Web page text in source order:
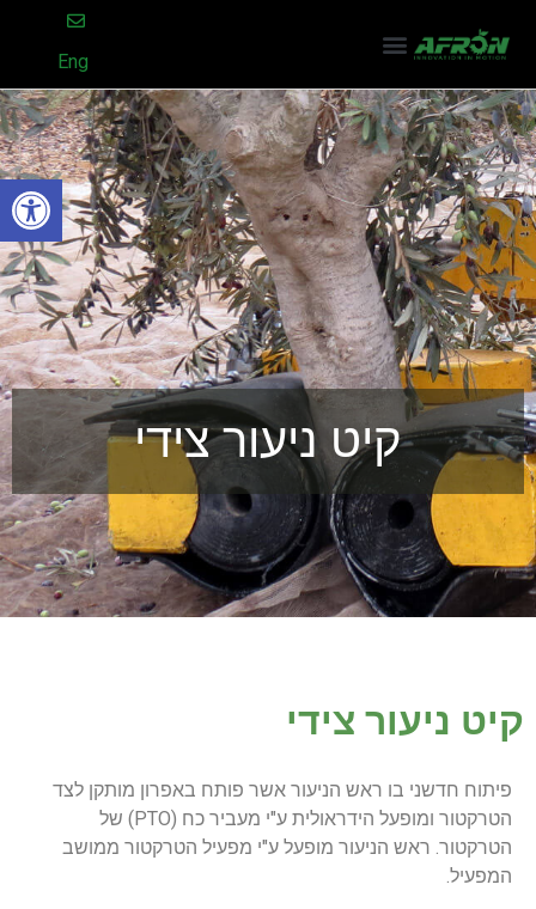
פתח
Eng
קיט ניעור צידי
קיט ניעור צידי ​
פיתוח חדשני בו ראש הניעור אשר פותח באפרון מותקן לצד
הטרקטור ומופעל הידראולית ע"י מעביר כח (PTO) של
הטרקטור. ראש הניעור מופעל ע"י מפעיל הטרקטור ממושב
המפעיל.